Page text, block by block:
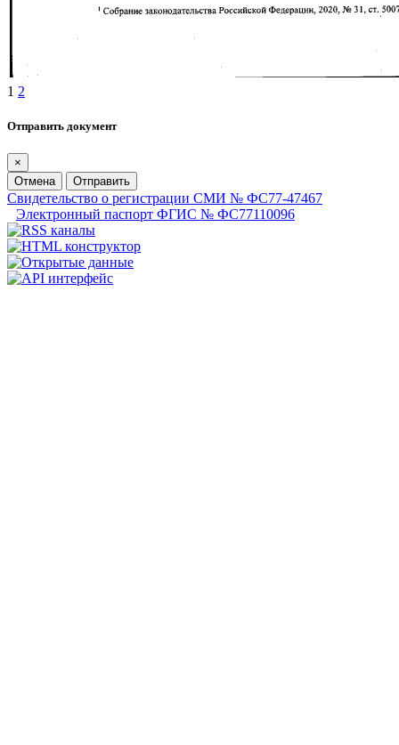
1 2
Отправить документ
×
Отмена
Отправить
Свидетельство о регистрации СМИ № ФС77-47467
Электронный паспорт ФГИС № ФС77110096